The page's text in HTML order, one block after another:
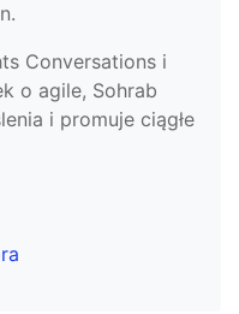
Conversations i
o agile, Sohrab
i promuje ciągłe